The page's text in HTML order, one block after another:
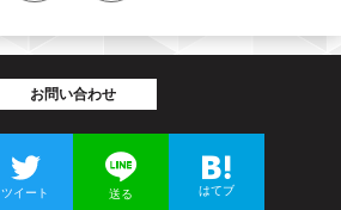
お問い合わせ
ツイート 送る はてブ